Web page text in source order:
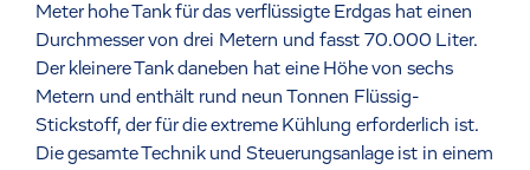
Meter hohe Tank für das verflüssigte Erdgas hat einen
Durchmesser von drei Metern und fasst 70.000 Liter.
Der kleinere Tank daneben hat eine Höhe von sechs
Metern und enthält rund neun Tonnen Flüssig-
Stickstoff, der für die extreme Kühlung erforderlich ist.
Die gesamte Technik und Steuerungsanlage ist in einem